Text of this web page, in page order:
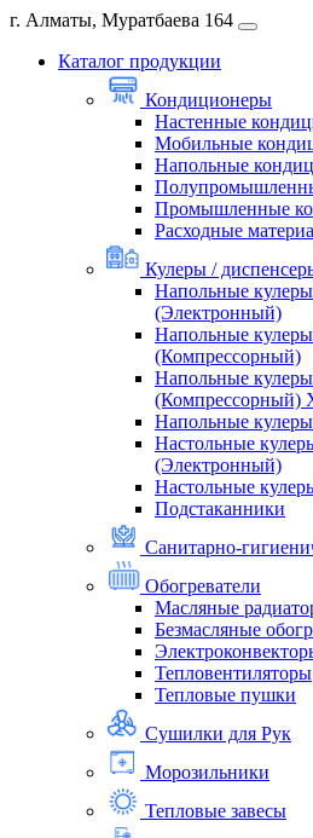
г. Алматы, Муратбаева 164
Каталог продукции
Кондиционеры
Настенные
Мобильные
Напольные
Промышленные
Расходные
Кулеры /
Напольные
(Электронный)
Напольные
(Компрессорный)
Напольные
(Компрессорный)
Напольные
Настольные
(Электронный)
Настольные
Подстаканники
Санитарно-
Обогреватели
Масляные
Безмасляные
Тепловентиляторы
Тепловые пушки
Сушилки для Рук
Морозильники
Тепловые завесы